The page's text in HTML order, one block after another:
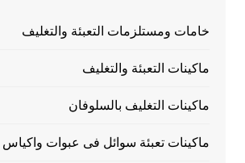
خامات ومستلزمات التعبئة والتغليف
ماكينات التعبئة والتغليف
ماكينات التغليف بالسلوفان
ماكينات تعبئة سوائل فى عبوات واكياس